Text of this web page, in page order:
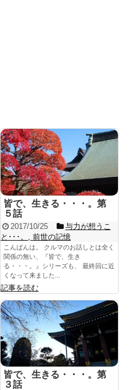
皆で、生きる・・・。第
５話
2017/10/25
与力が想うこ
と･･･。
,前世の記憶
こんばんは。 クルマのお話しとは全く
関係の無い、『皆で、生き
る・・・。』シリーズも、 最終回に近
くなって来ました...
記事を読む
皆で、生きる・・・。第
３話